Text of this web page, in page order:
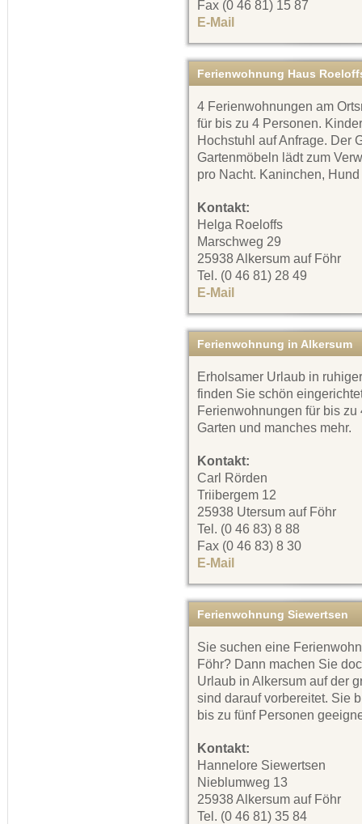
Fax (0 46 81) 15 87
E-Mail
Ferienwohnung Haus
4 Ferienwohnungen am
für bis zu 4 Personen.
Hochstuhl auf Anfrage. Der
Gartenmöbeln lädt zum
pro Nacht. Kaninchen,
Kontakt:
Helga Roeloffs
Marschweg 29
25938 Alkersum auf Föhr
Tel. (0 46 81) 28 49
E-Mail
Ferienwohnung in Alkersum
Erholsamer Urlaub in
finden Sie schön
Ferienwohnungen für bis
Garten und manches mehr.
Kontakt:
Carl Rörden
Triibergem 12
25938 Utersum auf Föhr
Tel. (0 46 83) 8 88
Fax (0 46 83) 8 30
E-Mail
Ferienwohnung Siewertsen
Sie suchen eine
Föhr? Dann machen Sie
Urlaub in Alkersum auf der
sind darauf vorbereitet. Sie
bis zu fünf Personen
Kontakt:
Hannelore Siewertsen
Nieblumweg 13
25938 Alkersum auf Föhr
Tel. (0 46 81) 35 84